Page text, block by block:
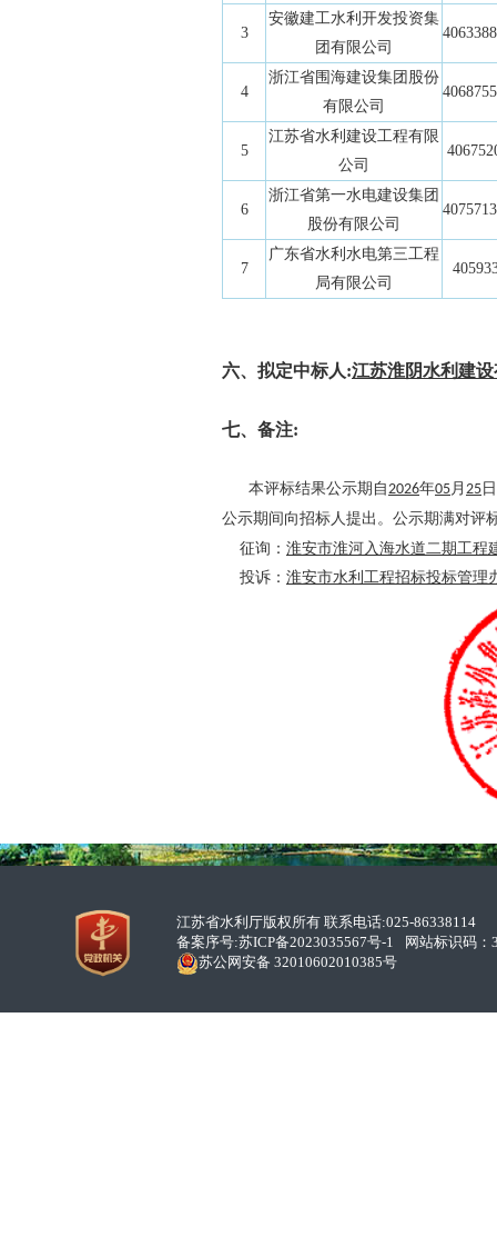
3
安徽建工水利开发投资集
团有限公司
4
浙江省围海建设集团股份
有限公司
5
江苏省水利建设工程有限
公司
6
浙江省第一水电建设集团
股份有限公司
7
广东省水利水电第三工程
局有限公司
六、拟定中标人:江苏淮阴水利建
七、备注:
本评标结果公示期自 2026年05月 25
公示期间向招标人提出。公示期满对评
征询： 淮安市淮河入海水道二期工程
投诉： 淮安市水利工程招标投标管理
江苏省水利厅版权所有 联系电话:025-86338114
备案序号:苏ICP备2023035567号-1
网站标识码：
苏公网安备 32010602010385号